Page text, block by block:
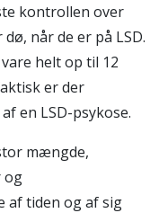
kontrollen over
når de er på LSD.
helt op til 12
er der
en LSD-psykose.
mængde,
og
af tiden og af sig